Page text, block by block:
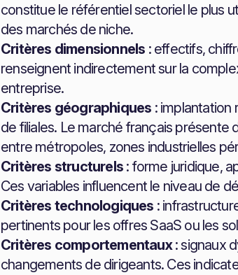
constitue le référentiel sectoriel le plus
des marchés de niche.
Critères dimensionnels : effectifs,
renseignent indirectement sur la
entreprise.
Critères géographiques : implantation
de filiales. Le marché français
entre métropoles, zones industrielles
Critères structurels : forme juridique,
Ces variables influencent le niveau de
Critères technologiques :
pertinents pour les offres SaaS ou les
Critères comportementaux: signaux
changements de dirigeants. Ces